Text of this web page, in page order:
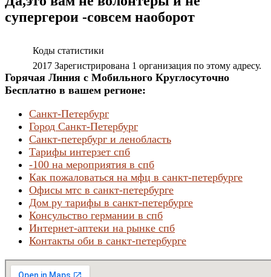
супергерои -совсем наоборот
Коды статистики
2017 Зарегистрирована 1 организация по этому адресу.
Горячая Линия с Мобильного Круглосуточно
Бесплатно в вашем регионе:
Санкт-Петербург
Город Санкт-Петербург
Санкт-петербург и ленобласть
Тарифы интерзет спб
-100 на мероприятия в спб
Как пожаловаться на мфц в санкт-петербурге
Офисы мтс в санкт-петербурге
Дом ру тарифы в санкт-петербурге
Консульство германии в спб
Интернет-аптеки на рынке спб
Контакты оби в санкт-петербурге